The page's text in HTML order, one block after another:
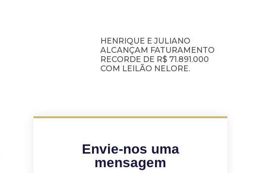
HENRIQUE E JULIANO
ALCANÇAM FATURAMENTO
RECORDE DE R$ 71.891.000
COM LEILÃO NELORE.
Envie-nos uma
mensagem